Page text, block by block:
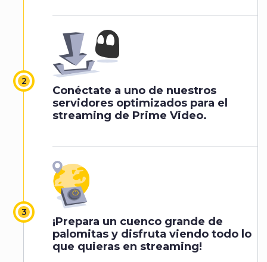
Conéctate a uno de nuestros
servidores optimizados para el
streaming de Prime Video.
¡Prepara un cuenco grande de
palomitas y disfruta viendo todo lo
que quieras en streaming!